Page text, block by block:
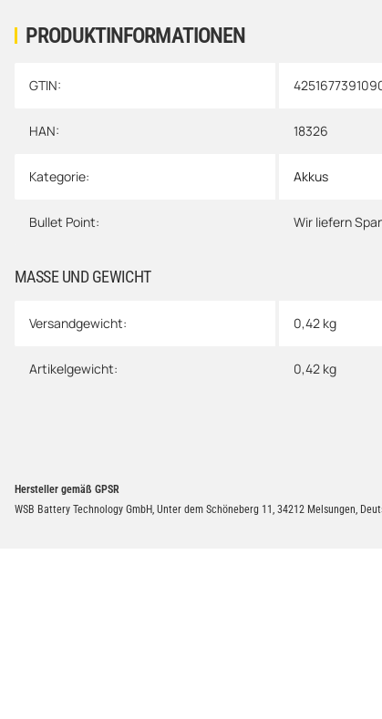
PRODUKTINFORMATIONEN
Produkteigenschaft
Wert
GTIN:
HAN: 18326
Kategorie: Akkus
Bullet Point: Wir liefern
MASSE UND GEWICHT
Versandgewicht: 0,42 kg
Artikelgewicht: 0,42 kg
Hersteller gemäß GPSR
WSB Battery Technology GmbH, Unter dem Schöneberg 11, 34212 Melsungen,